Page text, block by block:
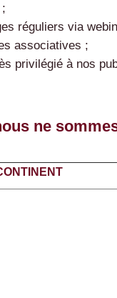
réguliers via
associatives ;
privilégié à nos
ne